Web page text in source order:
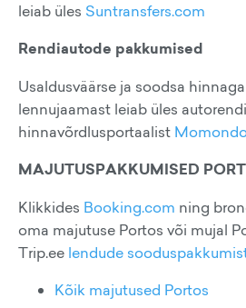
leiab üles Suntransfers.com
Rendiautode pakkumised
Usaldusväärse ja soodsa
lennujaamast leiab üles
hinnavõrdlusportaalist
MAJUTUSPAKKUMISED
Klikkides Booking.com ning
oma majutuse Portos või mujal
Trip.ee lendude
Kõik majutused Portos